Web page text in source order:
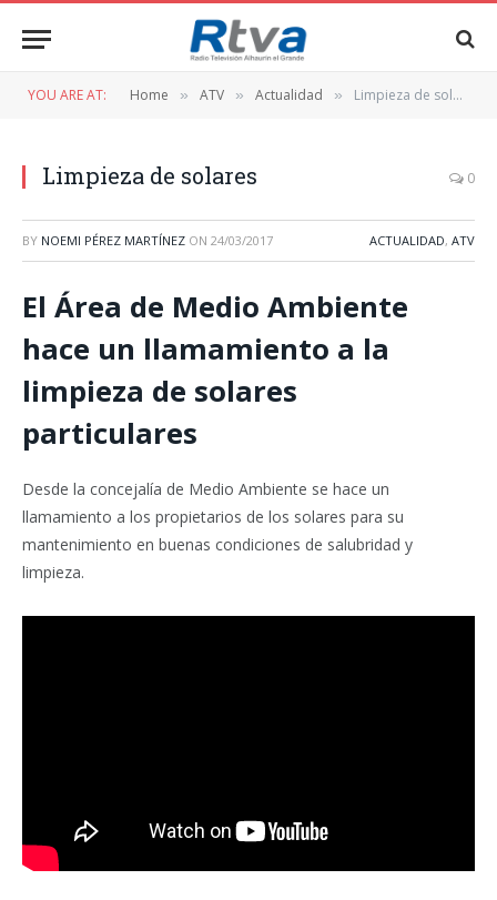
YOU ARE AT: Home » ATV » Actualidad » Limpieza de solares
Limpieza de solares 0
BY NOEMI PÉREZ MARTÍNEZ ON 24/03/2017 ACTUALIDAD, ATV
El Área de Medio Ambiente
hace un llamamiento a la
limpieza de solares
particulares
Desde la concejalía de Medio Ambiente se hace un
llamamiento a los propietarios de los solares para su
mantenimiento en buenas condiciones de salubridad y
limpieza.